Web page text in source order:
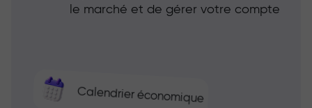
Calendrier économique
le marché et de gérer votre compte